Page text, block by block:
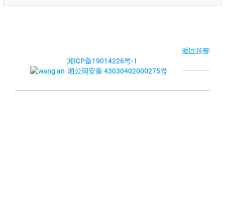
返回顶部
湘ICP备19014226号-1
湘公网安备 43030402000275号